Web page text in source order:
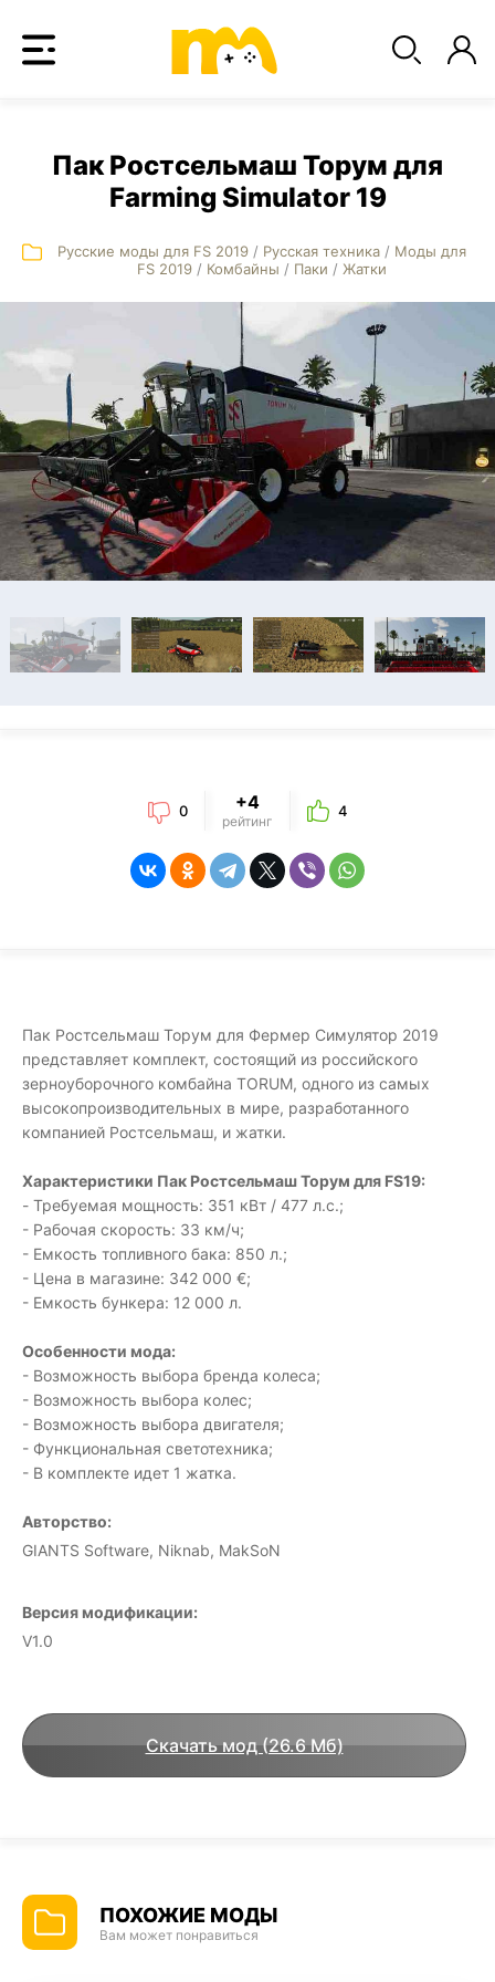
Пак Ростсельмаш Торум для
Farming Simulator 19
Русские моды для FS 2019/ Русская техника/ Моды для
FS 2019/ Комбайны / Паки / Жатки
0 +4
рейтинг
4
Пак Ростсельмаш Торум для Фермер Симулятор 2019
представляет комплект, состоящий из российского
зерноуборочного комбайна TORUM, одного из самых
высокопроизводительных в мире, разработанного
компанией Ростсельмаш, и жатки.
Характеристики Пак Ростсельмаш Торум для FS19:
- Требуемая мощность: 351 кВт / 477 л.с.;
- Рабочая скорость: 33 км/ч;
- Емкость топливного бака: 850 л.;
- Цена в магазине: 342 000 €;
- Емкость бункера: 12 000 л.
Особенности мода:
- Возможность выбора бренда колеса;
- Возможность выбора колес;
- Возможность выбора двигателя;
- Функциональная светотехника;
- В комплекте идет 1 жатка.
Авторство:
GIANTS Software, Niknab, MakSoN
Версия модификации:
V1.0
Скачать мод (26.6 Мб)
ПОХОЖИЕ МОДЫ
Вам может понравиться